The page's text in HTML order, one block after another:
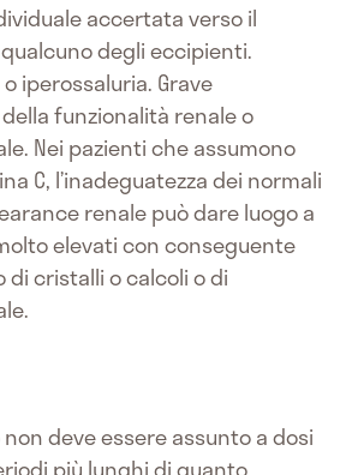
accertata verso il
degli eccipienti.
iperossaluria. Grave
funzionalità renale o
Nei pazienti che assumono
C, l’inadeguatezza dei normali
renale può dare luogo a
elevati con conseguente
di cristalli o calcoli o di
non deve essere assunto a dosi